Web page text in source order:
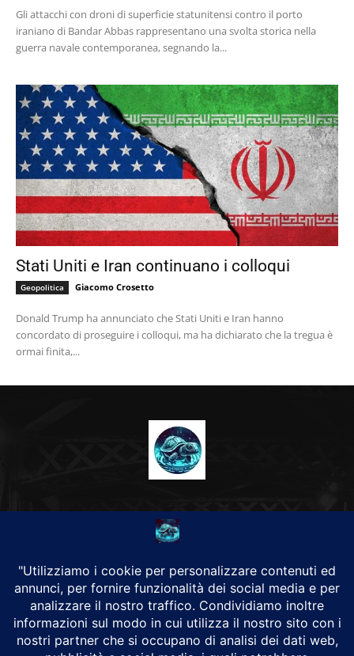
Gli attacchi con droni di superficie statunitensi contro il porto
iraniano di Bandar Abbas rappresentano una svolta storica nella
guerra navale contemporanea, segnando la...
Stati Uniti e Iran continuano i colloqui
Geopolitica Giacomo Crosetto
Donald Trump ha annunciato che Stati Uniti e Iran hanno
concordato di proseguire i colloqui, ma ha dichiarato che la tregua è
ormai finita,...
CHI SIAMO
Alground Geopolitica e Cyberwarfare.
Da una idea di Brunilde Trizio
Alground fa parte del Gruppo Trizio